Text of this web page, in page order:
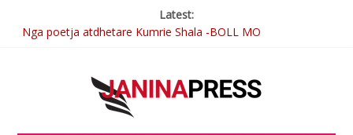
Latest:
Nga poetja atdhetare Kumrie Shala -BOLL MO
Sulm , pse të dua ty
Postim me vlera nga artistja e mirëfilltë Mimoza Gjoni